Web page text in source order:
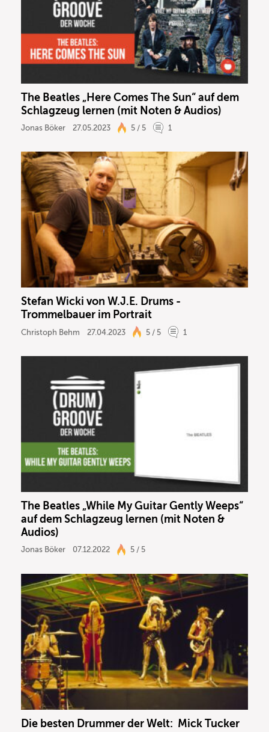
The Beatles „Here Comes The Sun“ auf dem
Schlagzeug lernen (mit Noten & Audios)
Jonas Böker 27.05.2023 5 / 5 1
Stefan Wicki von W.J.E. Drums -
Trommelbauer im Portrait
Christoph Behm 27.04.2023 5 / 5 1
The Beatles „While My Guitar Gently Weeps“
auf dem Schlagzeug lernen (mit Noten &
Audios)
Jonas Böker 07.12.2022 5 / 5
Die besten Drummer der Welt: Mick Tucker